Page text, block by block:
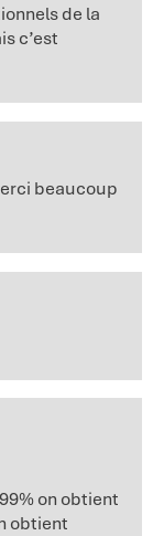
de la
c’est
beaucoup
on obtient
obtient